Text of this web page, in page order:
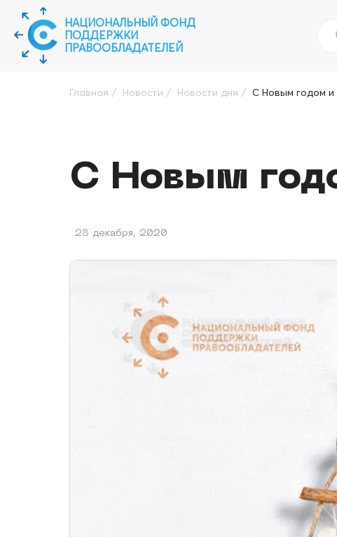
НАЦИОНАЛЬНЫЙ ФОНД
ПОДДЕРЖКИ
ПРАВООБЛАДАТЕЛЕЙ
Главная / Новости / Новости дня / С Новым годом и
С Новым
28 декабря, 2020